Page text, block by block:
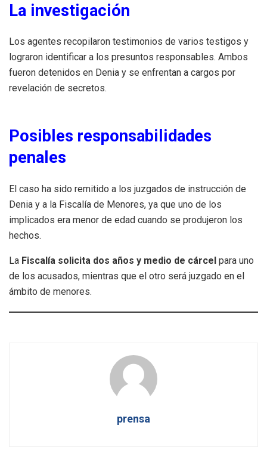
La investigación
Los agentes recopilaron testimonios de varios testigos y
lograron identificar a los presuntos responsables. Ambos
fueron detenidos en Denia y se enfrentan a cargos por
revelación de secretos.
Posibles responsabilidades
penales
El caso ha sido remitido a los juzgados de instrucción de
Denia y a la Fiscalía de Menores, ya que uno de los
implicados era menor de edad cuando se produjeron los
hechos.
La Fiscalía solicita dos años y medio de cárcel para uno
de los acusados, mientras que el otro será juzgado en el
ámbito de menores.
prensa